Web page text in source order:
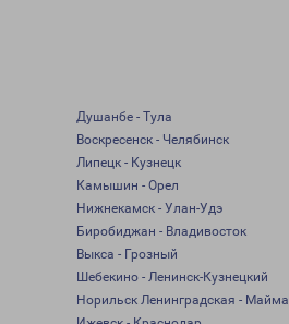
Душанбе - Тула
Воскресенск - Челябинск
Липецк - Кузнецк
Камышин - Орел
Нижнекамск - Улан-Удэ
Биробиджан - Владивосток
Выкса - Грозный
Шебекино - Ленинск-Кузнецкий
Норильск Ленинградская - Майма